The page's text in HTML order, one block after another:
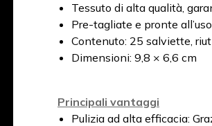
Tessuto di alta qualità,
Pre-tagliate e pronte all’uso
Contenuto: 25 salviette,
Dimensioni: 9,8 × 6,6 cm
Principali vantaggi
Pulizia ad alta efficacia: